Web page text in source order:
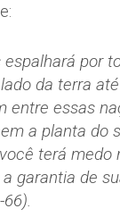
espalhará por
da terra
entre essas
a planta do
terá medo
garantia de